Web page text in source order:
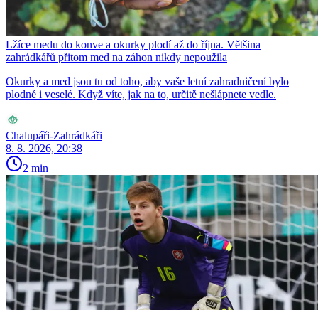
Lžíce medu do konve a okurky plodí až do října. Většina
zahrádkářů přitom med na záhon nikdy nepoužila
Okurky a med jsou tu od toho, aby vaše letní zahradničení bylo
plodné i veselé. Když víte, jak na to, určitě nešlápnete vedle.
Chalupáři-Zahrádkáři
8. 8. 2026, 20:38
2 min